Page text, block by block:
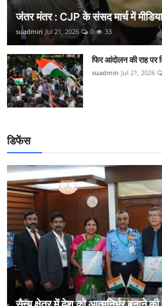
जंतर मंतर : CJP के संसद मार्च में
suadmin Jul 21, 2026 0 33
फिर आंदोलन की राह पर
suadmin Jul 21, 2026
डिफेंस